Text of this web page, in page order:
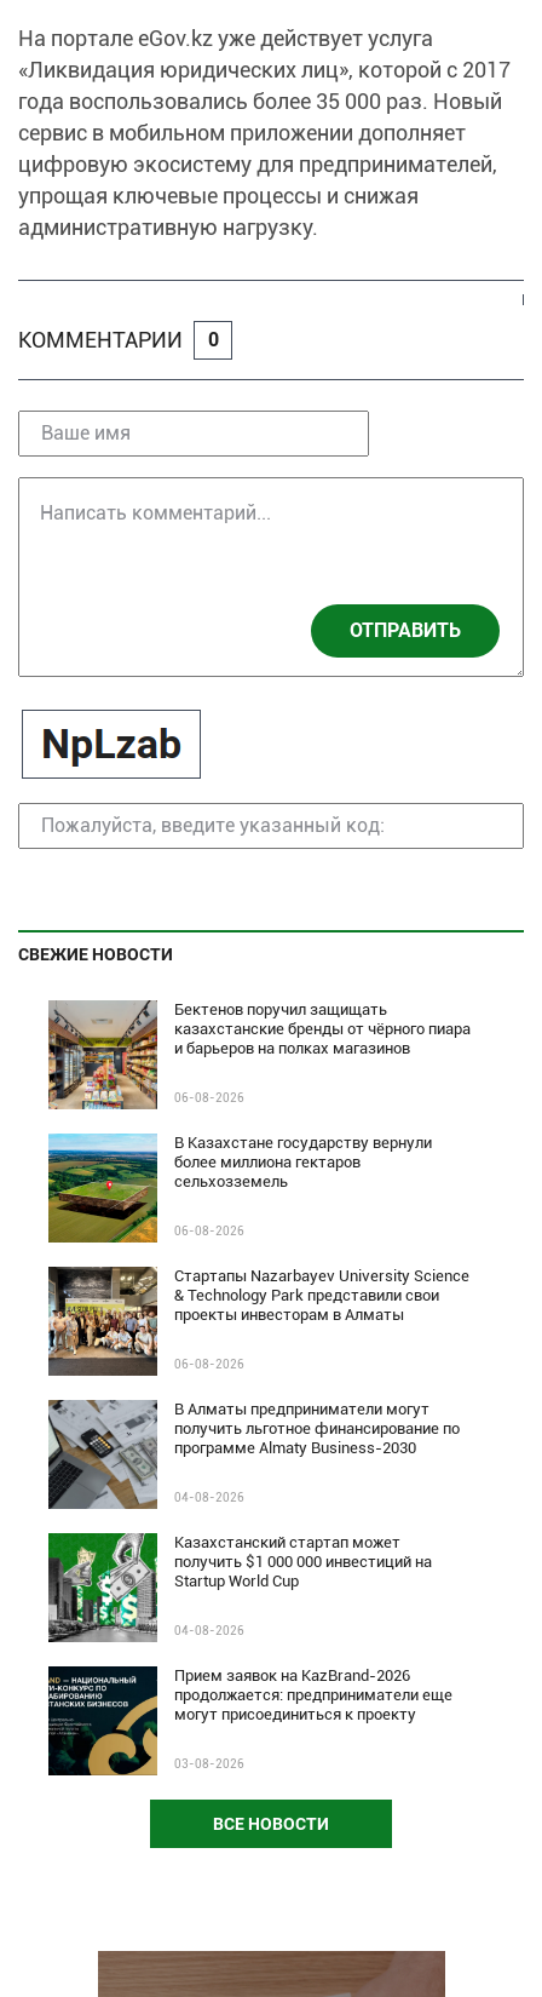
На портале eGov.kz уже действует услуга
«Ликвидация юридических лиц», которой с 2017
года воспользовались более 35 000 раз. Новый
сервис в мобильном приложении дополняет
цифровую экосистему для предпринимателей,
упрощая ключевые процессы и снижая
административную нагрузку.
КОММЕНТАРИИ 0
ОТПРАВИТЬ
СВЕЖИЕ НОВОСТИ
Бектенов поручил защищать
казахстанские бренды от чёрного пиара
и барьеров на полках магазинов
06-08-2026
В Казахстане государству вернули
более миллиона гектаров
сельхозземель
06-08-2026
Стартапы Nazarbayev University Science
& Technology Park представили свои
проекты инвесторам в Алматы
06-08-2026
В Алматы предприниматели могут
получить льготное финансирование по
программе Almaty Business-2030
04-08-2026
Казахстанский стартап может
получить $1 000 000 инвестиций на
Startup World Cup
04-08-2026
Прием заявок на KazBrand-2026
продолжается: предприниматели еще
могут присоединиться к проекту
03-08-2026
ВСЕ НОВОСТИ